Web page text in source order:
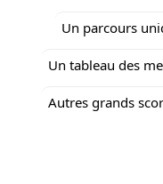
Un parcours
Un tableau des
Autres grands